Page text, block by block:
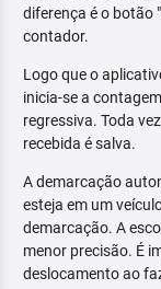
diferença é o botão
contador.
Logo que o
inicia-se a
regressiva. Toda
recebida é salva.
A demarcação
esteja em um
demarcação. A
menor precisão. É
deslocamento ao